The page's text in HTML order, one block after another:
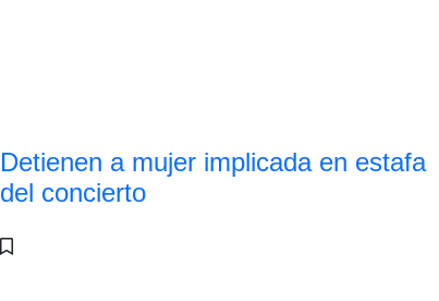
Detienen a mujer implicada en estafa
del concierto